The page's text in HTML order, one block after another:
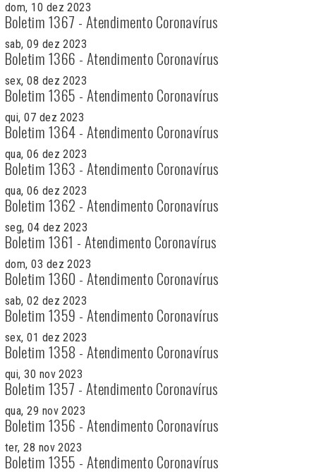
dom, 10 dez 2023
Boletim 1367 - Atendimento Coronavírus
sab, 09 dez 2023
Boletim 1366 - Atendimento Coronavírus
sex, 08 dez 2023
Boletim 1365 - Atendimento Coronavírus
qui, 07 dez 2023
Boletim 1364 - Atendimento Coronavírus
qua, 06 dez 2023
Boletim 1363 - Atendimento Coronavírus
qua, 06 dez 2023
Boletim 1362 - Atendimento Coronavírus
seg, 04 dez 2023
Boletim 1361 - Atendimento Coronavírus
dom, 03 dez 2023
Boletim 1360 - Atendimento Coronavírus
sab, 02 dez 2023
Boletim 1359 - Atendimento Coronavírus
sex, 01 dez 2023
Boletim 1358 - Atendimento Coronavírus
qui, 30 nov 2023
Boletim 1357 - Atendimento Coronavírus
qua, 29 nov 2023
Boletim 1356 - Atendimento Coronavírus
ter, 28 nov 2023
Boletim 1355 - Atendimento Coronavírus